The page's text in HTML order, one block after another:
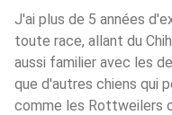
J'ai plus de 5 années
toute race, allant du
aussi familier avec les
que d'autres chiens qui
comme les Rottweilers